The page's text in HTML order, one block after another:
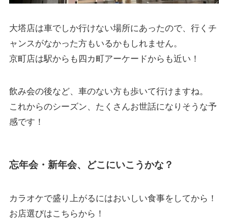
大塔店は車でしか行けない場所にあったので、行くチ
ャンスがなかった方もいるかもしれません。
京町店は駅からも四カ町アーケードからも近い！
飲み会の後など、車のない方も歩いて行けますね。
これからのシーズン、たくさんお世話になりそうな予
感です！
忘年会・新年会、どこにいこうかな？
カラオケで盛り上がるにはおいしい食事をしてから！
お店選びはこちらから！